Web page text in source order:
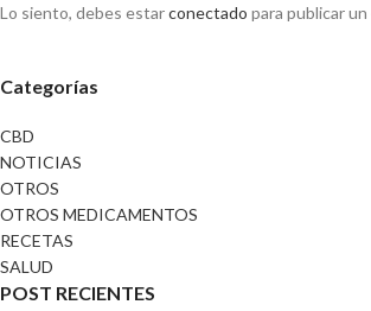
Lo siento, debes estarconectado para publicar
Categorías
CBD
NOTICIAS
OTROS
OTROS MEDICAMENTOS
RECETAS
SALUD
POST RECIENTES